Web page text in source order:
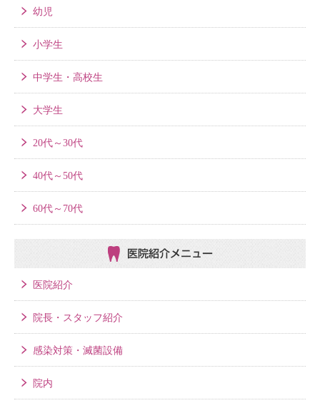
幼児
小学生
中学生・高校生
大学生
20代～30代
40代～50代
60代～70代
医院紹介メニュー
医院紹介
院長・スタッフ紹介
感染対策・滅菌設備
院内